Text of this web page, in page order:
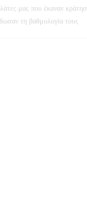
μας που έκαναν
τη βαθμολογία τους